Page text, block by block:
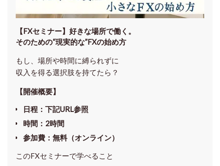
【FXセミナー】 好きな場所で働く。
そのための“現実的な”FXの始め方
もし、場所や時間に縛られずに
収入を得る選択肢を持てたら？
【開催概要】
日程：下記URL参照
時間： 2時間
参加費： 無料（オンライン）
このFXセミナーで学べること